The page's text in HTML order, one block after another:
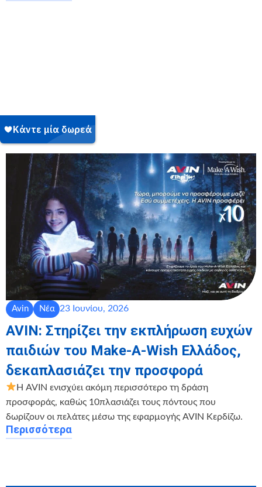
Avin Νέα 23 Ιουνίου, 2026
AVIN: Στηρίζει την εκπλήρωση ευχών
παιδιών του Make-A-Wish Ελλάδος,
δεκαπλασιάζει την προσφορά
Η AVIN ενισχύει ακόμη περισσότερο τη δράση
προσφοράς, καθώς 10πλασιάζει τους πόντους που
δωρίζουν οι πελάτες μέσω της εφαρμογής AVIN Κερδίζω.
Περισσότερα